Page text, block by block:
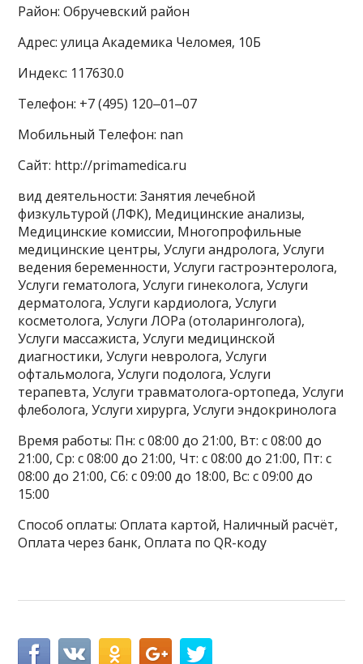
Район: Обручевский район
Адрес: улица Академика Челомея, 10Б
Индекс: 117630.0
Телефон: +7 (495) 120‒01‒07
Мобильный Телефон: nan
Сайт: http://primamedica.ru
вид деятельности: Занятия лечебной
физкультурой (ЛФК), Медицинские анализы,
Медицинские комиссии, Многопрофильные
медицинские центры, Услуги андролога, Услуги
ведения беременности, Услуги гастроэнтеролога,
Услуги гематолога, Услуги гинеколога, Услуги
дерматолога, Услуги кардиолога, Услуги
косметолога, Услуги ЛОРа (отоларинголога),
Услуги массажиста, Услуги медицинской
диагностики, Услуги невролога, Услуги
офтальмолога, Услуги подолога, Услуги
терапевта, Услуги травматолога-ортопеда, Услуги
флеболога, Услуги хирурга, Услуги эндокринолога
Время работы: Пн: с 08:00 до 21:00, Вт: с 08:00 до
21:00, Ср: с 08:00 до 21:00, Чт: с 08:00 до 21:00, Пт: с
08:00 до 21:00, Сб: с 09:00 до 18:00, Вс: с 09:00 до
15:00
Способ оплаты: Оплата картой, Наличный расчёт,
Оплата через банк, Оплата по QR-коду